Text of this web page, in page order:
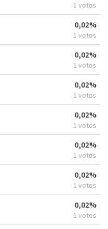
1 votos
0,02%
1 votos
0,02%
1 votos
0,02%
1 votos
0,02%
1 votos
0,02%
1 votos
0,02%
1 votos
0,02%
1 votos